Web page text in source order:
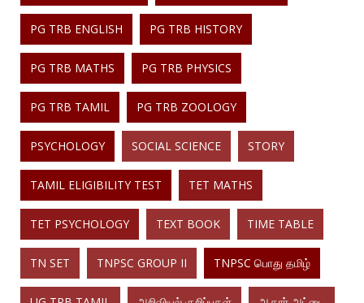
PG TRB ENGLISH PG TRB HISTORY
PG TRB MATHS PG TRB PHYSICS
PG TRB TAMIL PG TRB ZOOLOGY
PSYCHOLOGY SOCIAL SCIENCE STORY
TAMIL ELIGIBILITY TEST TET MATHS
TET PSYCHOLOGY TEXT BOOK TIME TABLE
TN SET TNPSC GROUP II TNPSC பொது தமிழ்